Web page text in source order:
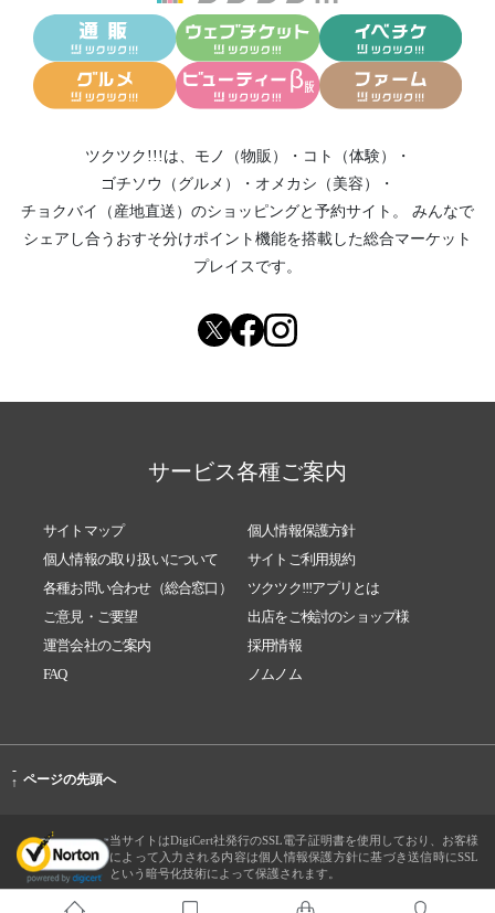
ツクツク!!!は、 モノ（物販） ・ コト（体験）
・
ゴチソウ（グルメ）
・ オメカシ（美容）
・
チョクバイ（産地直送） のショッピングと予約サイト。
みんなで
シェアし合う おすそ分けポイント機能を搭載した総合マーケット
プレイスです。
サービス各種ご案内
サイトマップ
個人情報保護方針
個人情報の取り扱いについて
サイトご利用規約
各種お問い合わせ（総合窓口）
ツクツク!!!アプリとは
ご意見・ご要望
出店をご検討のショップ様
運営会社のご案内
採用情報
FAQ
ノムノム
-
↑ ページの先頭へ
当サイトはDigiCert社発行のSSL電子証明書を使用しており、お客様
によって入力される内容は個人情報保護方針に基づき送信時にSSL
という暗号化技術によって保護されます。